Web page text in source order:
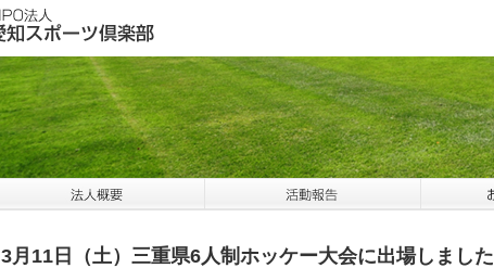
3月11日（土）三重県6人制ホッケー大会に出場しました